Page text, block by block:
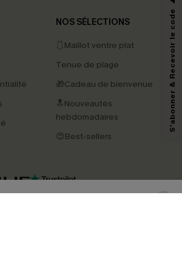
NOS SÉLECTIONS
🩱Maillot ventre plat
Tenue de plage
🎁Cadeau de bienvenue
🔝Nouveautés
hebdomadaires
😍Best-sellers
4.4
contenu généré par l'IA) de Cupshe et
collectées sur notre site ainsi que des
ouverts, de mesurer votre engagement, de
et nos offres, et de vous recommander des
vous intéresser, conformément à notre
Politique de
pouvez vous désabonner à tout moment.
S'abonner & Recevoir le code